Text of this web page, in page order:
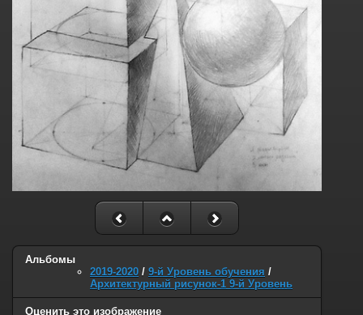
Альбомы
2019-2020 / 9-й Уровень обучения /
Архитектурный рисунок-1 9-й Уровень
Оценить это изображение